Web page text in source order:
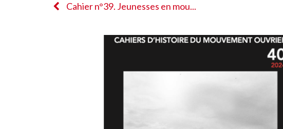
Cahier n°39. Jeunesses en mou...